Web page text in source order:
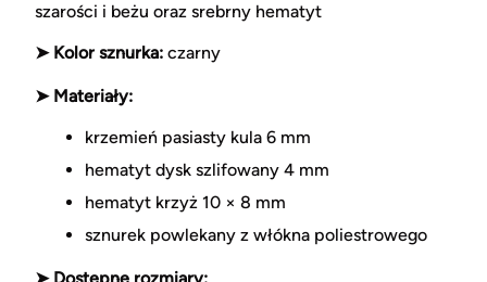
szarości i beżu oraz srebrny hematyt
➤ Kolor sznurka: czarny
➤ Materiały:
krzemień pasiasty kula 6 mm
hematyt dysk szlifowany 4 mm
hematyt krzyż 10 × 8 mm
sznurek powlekany z włókna poliestrowego